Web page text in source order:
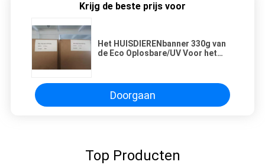
Krijg de beste prijs voor
Het HUISDIERENbanner 330g van
de Eco Oplosbare/UV Voor het
Doorgaan
Top Producten